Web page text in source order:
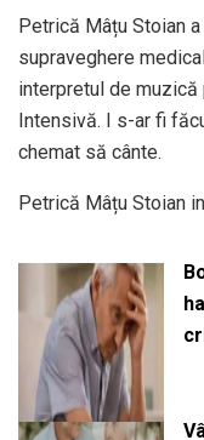
Petrică Mâțu Stoian
supraveghere
interpretul de
Intensivă. I s-ar fi
chemat să cânte.
Petrică Mâțu Stoian